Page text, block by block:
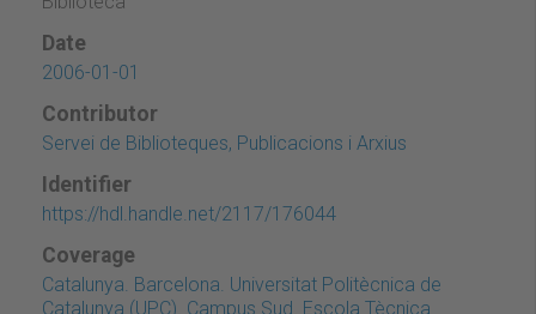
Date
2006-01-01
Contributor
Servei de Biblioteques, Publicacions i Arxius
Identifier
https://hdl.handle.net/2117/176044
Coverage
Catalunya. Barcelona. Universitat Politècnica de
Catalunya (UPC). Campus Sud. Escola Tècnica